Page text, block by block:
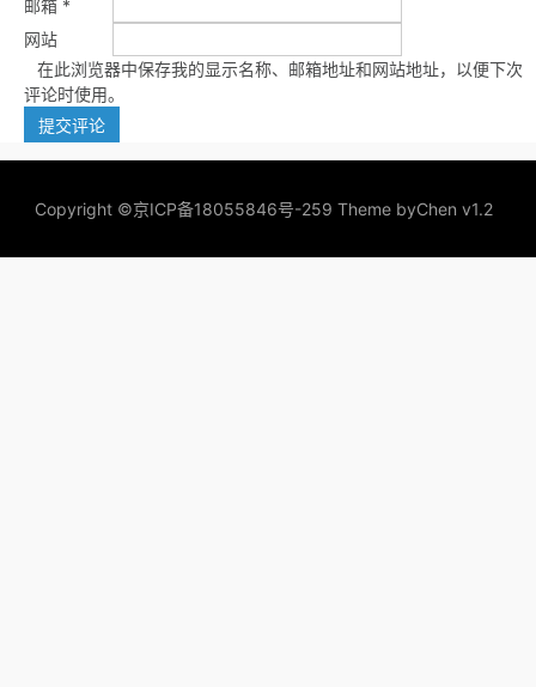
邮箱 *
网站
在此浏览器中保存我的显示名称、邮箱地址和网站地址，以便下次
评论时使用。
Copyright ©京ICP备18055846号-259 Theme byChen v1.2